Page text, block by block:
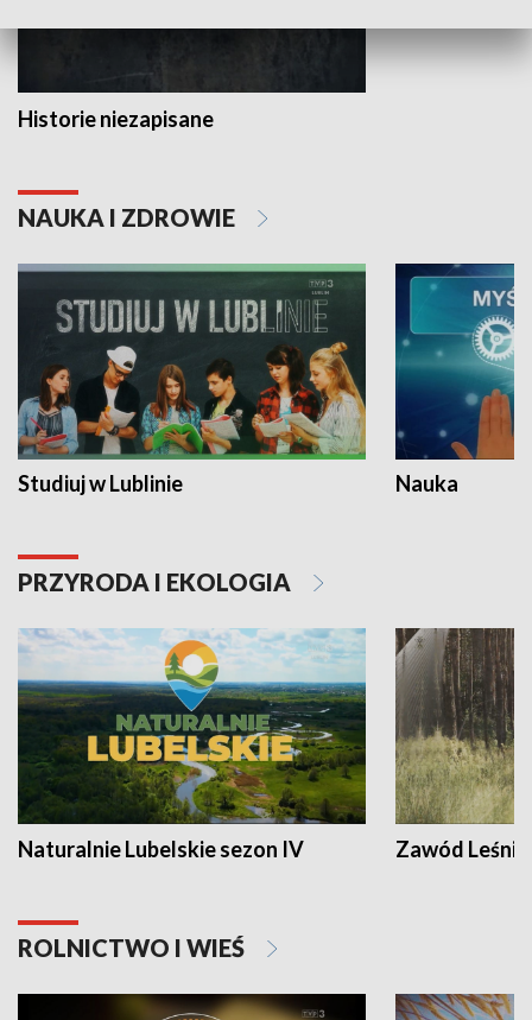
Historie niezapisane
NAUKA I ZDROWIE
Studiuj w Lublinie Nauka
PRZYRODA I EKOLOGIA
Naturalnie Lubelskie sezon IV Zawód Leśnik
ROLNICTWO I WIEŚ